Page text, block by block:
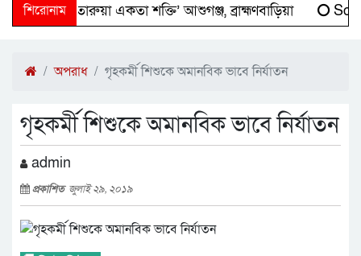
শিরোনাম
‘দক্ষিণ তারুয়া একতা শক্তি’ আশুগঞ্জ, ব্রাহ্মণবাড়িয়া
অপরাধ গৃহকর্মী শিশুকে অমানবিক ভাবে নির্যাতন
গৃহকর্মী শিশুকে অমানবিক ভাবে নির্যাতন
admin
প্রকাশিত জুলাই ২৯, ২০১৯